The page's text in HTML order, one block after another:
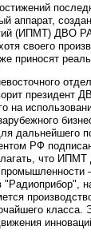
аппарат,
(ИПМТ) ДВО
своего
приносят
президент
дальнейшего
РФ
что
"Радиоприбор",